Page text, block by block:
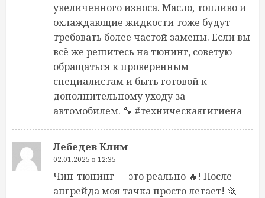
увеличенного износа. Масло, топливо и
охлаждающие жидкости тоже будут
требовать более частой замены. Если вы
всё же решитесь на тюнинг, советую
обращаться к проверенным
специалистам и быть готовой к
дополнительному уходу за
автомобилем. 🔧 #техническаягигиена
Лебедев Клим
02.01.2025 в 12:35
Чип-тюнинг — это реально 🔥! После
апгрейда моя тачка просто летает! 🚀